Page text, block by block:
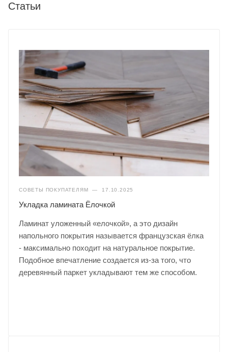
Статьи
СОВЕТЫ ПОКУПАТЕЛЯМ — 17.10.2025
Укладка ламината Ёлочкой
Ламинат уложенный «елочкой», а это дизайн
напольного покрытия называется французская ёлка
- максимально походит на натуральное покрытие.
Подобное впечатление создается из-за того, что
деревянный паркет укладывают тем же способом.